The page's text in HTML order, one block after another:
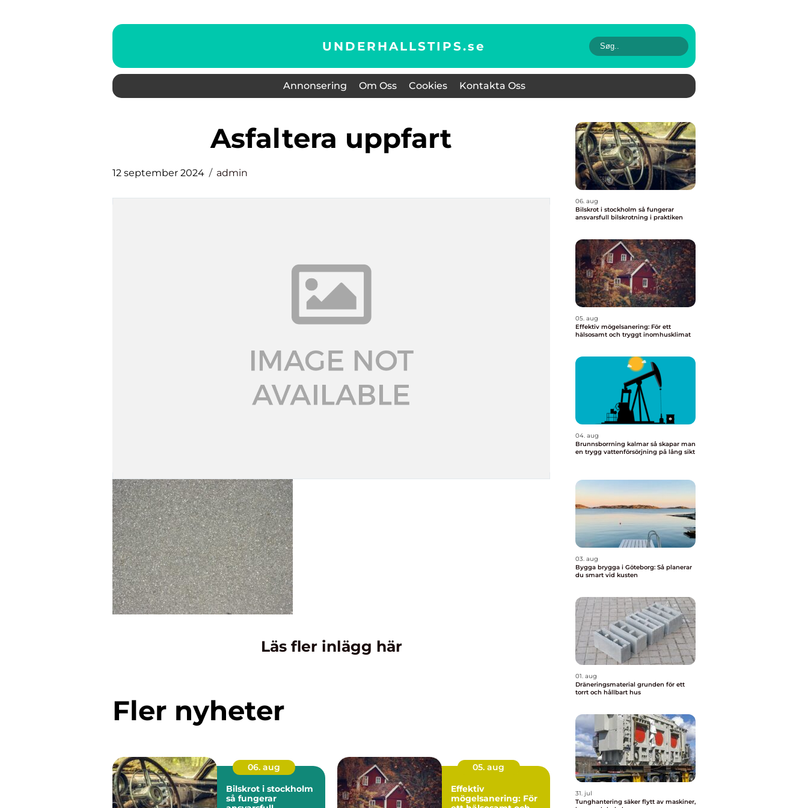
UNDERHALLSTIPS.se
Annonsering Om Oss Cookies Kontakta Oss
asfaltera uppfart
12 september 2024 admin
Läs fler inlägg här
Fler nyheter
06. aug
Bilskrot i stockholm
så fungerar
05. aug
Effektiv
mögelsanering: För
06. aug
Bilskrot i stockholm så fungerar
ansvarsfull bilskrotning i praktiken
05. aug
Effektiv mögelsanering: För ett
hälsosamt och tryggt inomhusklimat
04. aug
Brunnsborrning kalmar så skapar man
en trygg vattenförsörjning på lång sikt
03. aug
Bygga brygga i Göteborg: Så planerar
du smart vid kusten
01. aug
Dräneringsmaterial grunden för ett
torrt och hållbart hus
31. jul
Tunghantering säker flytt av maskiner,